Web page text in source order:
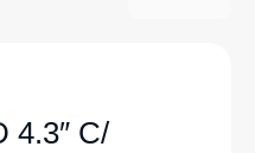
4.3″ C/